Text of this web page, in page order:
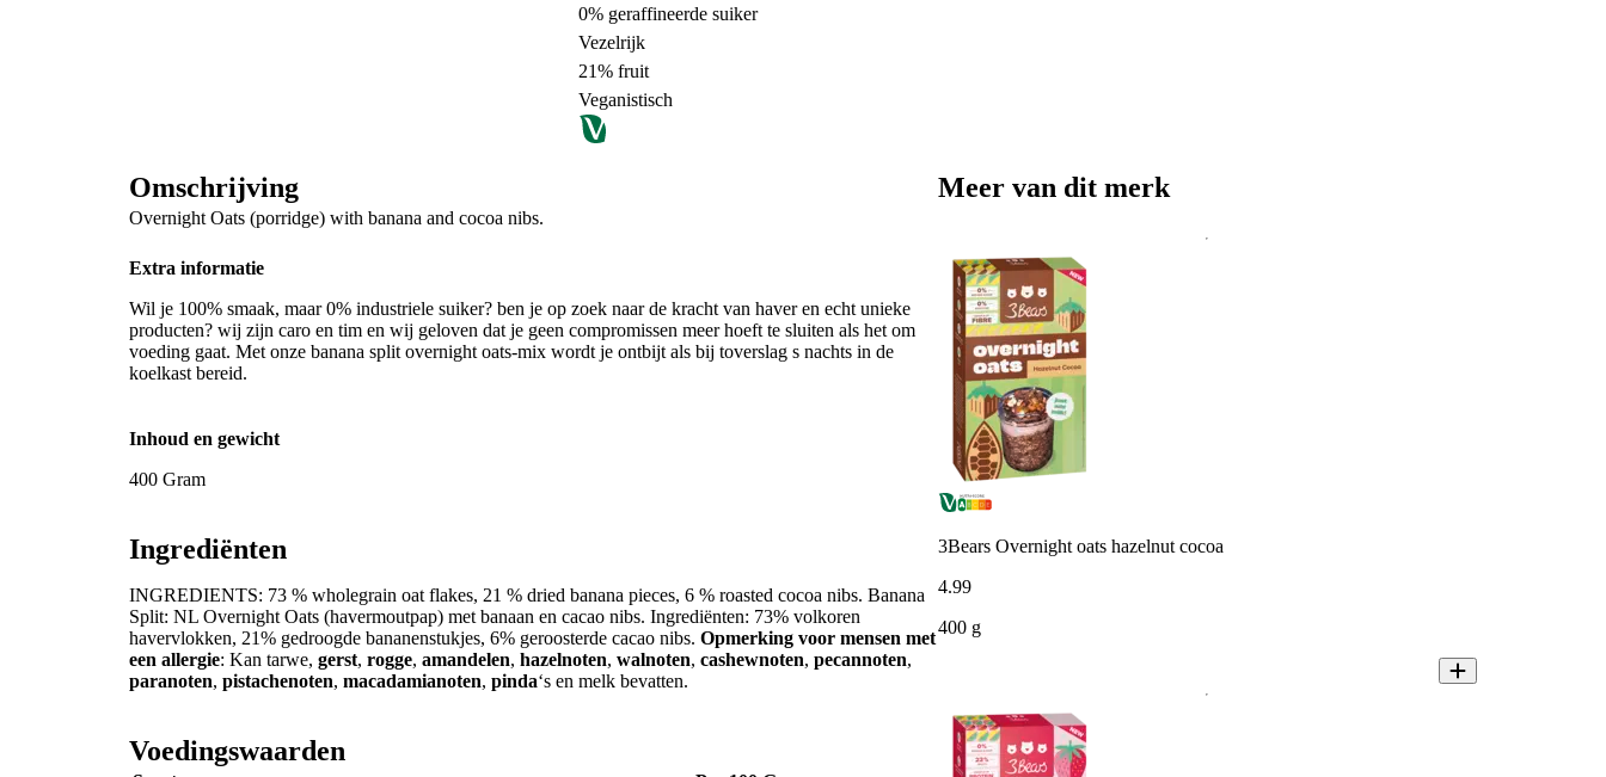
0% geraffineerde suiker
Vezelrijk
21% fruit
Veganistisch
Omschrijving
Overnight Oats (porridge) with banana and cocoa nibs.
Extra informatie
Wil je 100% smaak, maar 0% industriele suiker? ben je op zoek naar de kracht van haver en echt unieke
producten? wij zijn caro en tim en wij geloven dat je geen compromissen meer hoeft te sluiten als het om
voeding gaat. Met onze banana split overnight oats-mix wordt je ontbijt als bij toverslag s nachts in de
koelkast bereid.
Inhoud en gewicht
400 Gram
Ingrediënten
INGREDIENTS: 73 % wholegrain oat flakes, 21 % dried banana pieces, 6 % roasted cocoa nibs. Banana
Split: NL Overnight Oats (havermoutpap) met banaan en cacao nibs. Ingrediënten: 73% volkoren
havervlokken, 21% gedroogde bananenstukjes, 6% geroosterde cacao nibs. Opmerking voor mensen met
een allergie: Kan tarwe, gerst, rogge, amandelen, hazelnoten, walnoten, cashewnoten, pecannoten,
paranoten, pistachenoten, macadamianoten, pinda‘s en melk bevatten.
Voedingswaarden
Meer van dit merk
3Bears Overnight oats hazelnut cocoa
4.99
400 g